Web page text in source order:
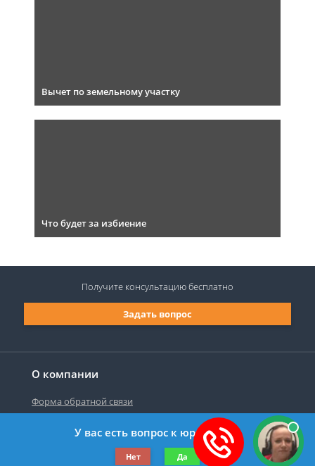
Вычет по земельному участку
Что будет за избиение
О компании
Форма обратной связи
©2019-2026 Все права защищены.
Задать вопрос
Получите консультациюбесплатно
У вас есть вопрос к юристу?
Нет Да